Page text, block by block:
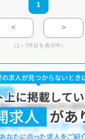
1
< >
（1～7件目を表示中）